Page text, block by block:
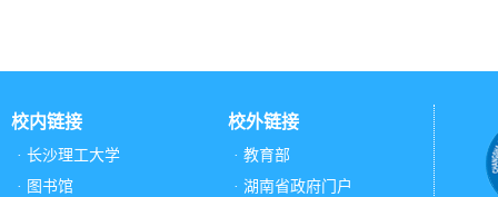
校内链接
· 长沙理工大学
· 图书馆
校外链接
· 教育部
· 湖南省政府门户